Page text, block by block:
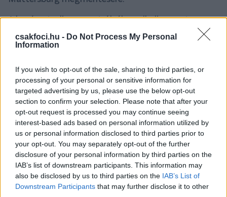
csakfoci.hu - Do Not Process My Personal
Information
If you wish to opt-out of the sale, sharing to third parties, or
processing of your personal or sensitive information for
targeted advertising by us, please use the below opt-out
section to confirm your selection. Please note that after your
opt-out request is processed you may continue seeing
interest-based ads based on personal information utilized by
us or personal information disclosed to third parties prior to
your opt-out. You may separately opt-out of the further
disclosure of your personal information by third parties on the
IAB’s list of downstream participants. This information may
also be disclosed by us to third parties on the IAB’s List of
Downstream Participants that may further disclose it to other
A lap úgy tudja, az osztrák élvonalbeli csapatra egy
energiaiparban érdekelt bosnyák vállalkozó és a
kínai-amerikai befektető, Chien Lee - aki a svájci FC
tulajdonosa - mellett
a Puskás Akadémia, valamint az NK Eszék élén álló
magyar üzletember, Mészáros Lőrinc is ajánlatot
tett.
Az osztrák klub azután került nehéz helyzetbe, hogy
az első számú támogatója, a Commerzialbank
Mattersburg pénzintézet csődöt jelentett.
Olvastad már?